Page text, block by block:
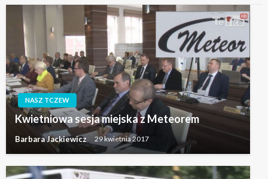
NASZ TCZEW
Kwietniowa sesja miejska z Meteorem
Barbara Jackiewicz 29 kwietnia 2017